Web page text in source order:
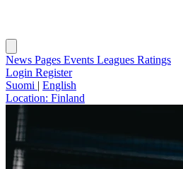
News Pages Events Leagues Ratings
Login Register
Suomi | English
Location: Finland